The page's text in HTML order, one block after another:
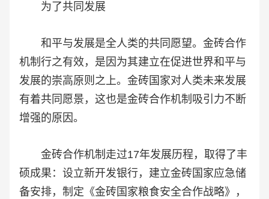
为了共同发展
和平与发展是全人类的共同愿望。金砖合作
机制行之有效，是因为其建立在促进世界和平与
发展的崇高原则之上。金砖国家对人类未来发展
有着共同愿景，这也是金砖合作机制吸引力不断
增强的原因。
金砖合作机制走过17年发展历程，取得了丰
硕成果：设立新开发银行，建立金砖国家应急储
备安排，制定《金砖国家粮食安全合作战略》，